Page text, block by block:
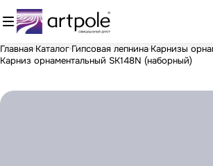
Главная Каталог Гипсовая лепнина Карнизы
Карниз орнаментальный SK148N (наборный)